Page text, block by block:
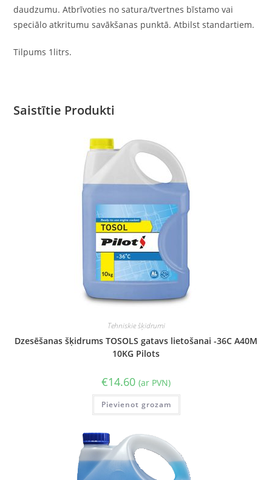
daudzumu. Atbrīvoties no satura/tvertnes bīstamo vai
speciālo atkritumu savākšanas punktā. Atbilst standartiem.
Tilpums 1litrs.
Saistītie Produkti
Tehniskie šķidrumi
Dzesēšanas šķidrums TOSOLS gatavs lietošanai -36C A40M
10KG Pilots
€14.60 (ar PVN)
Pievienot grozam